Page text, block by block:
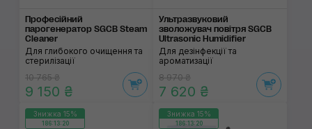
Професійний
парогенератор SGCB Steam
Cleaner
Для глибокого очищення та
стерилізації
10 765 ₴
9 150 ₴
Ультразвуковий
зволожувач повітря SGCB
Ultrasonic Humidifier
Для дезінфекції та
ароматизації
8 970 ₴
7 620 ₴
Знижка 15%
186:13:19
Знижка 15%
186:13:19